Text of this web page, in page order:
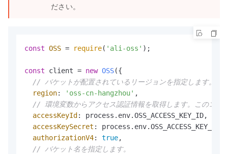
ださい。
const OSS = require( 'ali-oss' );
const client = new OSS({
// バケットが配置されているリージョンを指定します。
region: 'oss-cn-hangzhou' ,
// 環境変数からアクセス認証情報を取得します。このコード
accessKeyId : process. env.OSS_ACCESS_KEY_ID,
accessKeySecret : process. env.
authorizationV4: true,
// バケット名を指定します。